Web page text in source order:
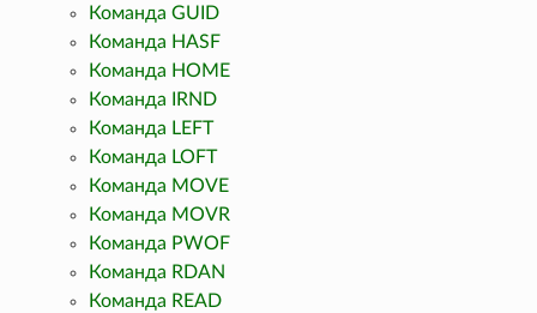
Команда GUID
Команда HASF
Команда HOME
Команда IRND
Команда LEFT
Команда LOFT
Команда MOVE
Команда MOVR
Команда PWOF
Команда RDAN
Команда READ